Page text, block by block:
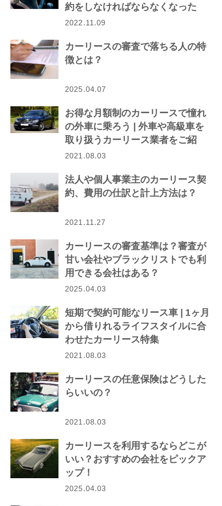
約をしなければならなくなった
ら…
2022.11.09
カーリースの審査で落ちる人の特
徴とは？
2025.04.07
お得な月額制のカーリースで憧れ
の外車に乗ろう | 外車や高級車を
取り扱うカーリース業者をご紹
介！
2021.08.03
法人や個人事業主のカーリース契
約、費用の仕訳と計上方法は？
2021.11.27
カーリースの審査基準は？審査が
甘い会社やブラックリストでも利
用できる会社はある？
2025.04.03
短期で契約可能なリース車 | 1ヶ月
から借りれるライフスタイルに合
わせたカーリース特集
2021.08.03
カーリースの任意保険はどうした
らいいの？
2021.08.03
カーリースを利用するならどこが
いい？おすすめの会社をピックア
ップ！
2025.04.03